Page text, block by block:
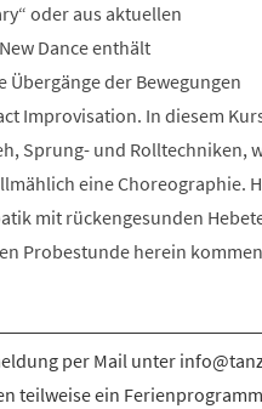
oder aus aktuellen
Dance enthält
der Bewegungen
Improvisation. In diesem
Sprung- und Rolltechniken,
eine Choreographie.
mit rückengesunden
Probestunde herein
per Mail unter
teilweise ein